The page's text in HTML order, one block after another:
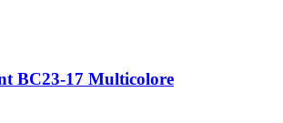
BC23-17 Multicolore